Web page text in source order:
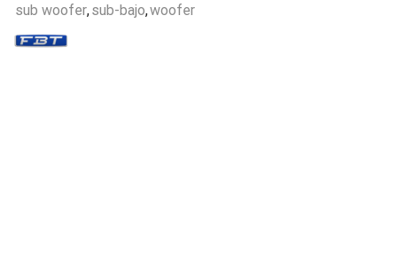
sub woofer,sub-bajo,woofer